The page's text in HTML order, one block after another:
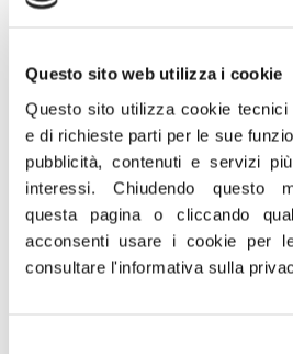
Questo sito web utilizza i cookie
Questo sito utilizza cookie
e di richieste parti per le sue
pubblicità, contenuti e servizi
interessi.Chiudendo questo
questa pagina o cliccando
acconsenti usare i cookie per
consultare l'informativa sulla
«La destra, cioè Fratelli
votato come sempre
e sì agli Eurobond. La sinistra,
al solito ciò che le hanno
la Germania: sì alla trappola
l’Italia».